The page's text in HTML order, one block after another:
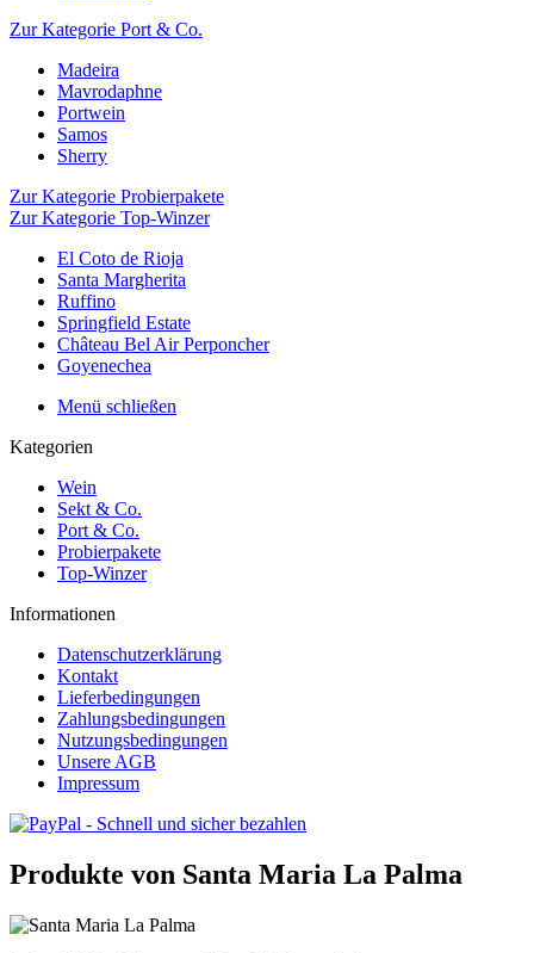
Zur Kategorie Port & Co.
Madeira
Mavrodaphne
Portwein
Samos
Sherry
Zur Kategorie Probierpakete
Zur Kategorie Top-Winzer
El Coto de Rioja
Santa Margherita
Ruffino
Springfield Estate
Château Bel Air Perponcher
Goyenechea
Menü schließen
Kategorien
Wein
Sekt & Co.
Port & Co.
Probierpakete
Top-Winzer
Informationen
Datenschutzerklärung
Kontakt
Lieferbedingungen
Zahlungsbedingungen
Nutzungsbedingungen
Unsere AGB
Impressum
Produkte von Santa Maria La Palma